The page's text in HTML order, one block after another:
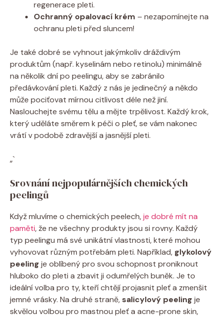
regenerace pleti.
Ochranný opalovací krém – nezapomínejte na
ochranu pleti před sluncem!
Je také dobré se vyhnout jakýmkoliv dráždivým
produktům (např. kyselinám nebo retinolu) minimálně
na několik dní po peelingu, aby se zabránilo
předávkování pleti. Každý z nás je jedinečný a někdo
může pociťovat mírnou citlivost déle než jiní.
Naslouchejte svému tělu a mějte trpělivost. Každý krok,
který uděláte směrem k péči o pleť, se vám nakonec
vrátí v podobě zdravější a jasnější pleti.
„`
Srovnání nejpopulárnějších chemických
peelingů
Když mluvíme o chemických peelech,je dobré mít na
paměti, že ne všechny produkty jsou si rovny. Každý
typ peelingu má své unikátní vlastnosti, které mohou
vyhovovat různým potřebám pleti. Například, glykolový
peeling je oblíbený pro svou schopnost proniknout
hluboko do pleti a zbavit ji odumřelých buněk. Je to
ideální volba pro ty, kteří chtějí projasnit pleť a zmenšit
jemné vrásky. Na druhé straně, salicylový peeling je
skvělou volbou pro mastnou pleť a acne-prone skin,